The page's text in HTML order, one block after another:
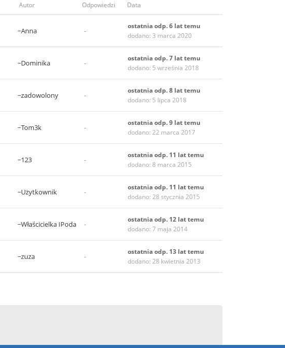
Autor Odpowiedzi Data
~Anna -
ostatnia odp. 6 lat temu
dodano: 3 marca 2020
~Dominika -
ostatnia odp. 7 lat temu
dodano: 5 września 2018
~zadowolony -
ostatnia odp. 8 lat temu
dodano: 5 lipca 2018
~Tom3k -
ostatnia odp. 9 lat temu
dodano: 22 marca 2017
~123 -
ostatnia odp. 11 lat temu
dodano: 8 marca 2015
~Użytkownik -
ostatnia odp. 11 lat temu
dodano: 28 stycznia 2015
~Właścicielka IPoda -
ostatnia odp. 12 lat temu
dodano: 7 maja 2014
~zuza -
ostatnia odp. 13 lat temu
dodano: 28 kwietnia 2013